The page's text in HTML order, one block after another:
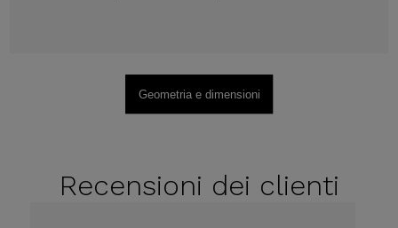
Geometria e dimensioni
Recensioni dei clienti